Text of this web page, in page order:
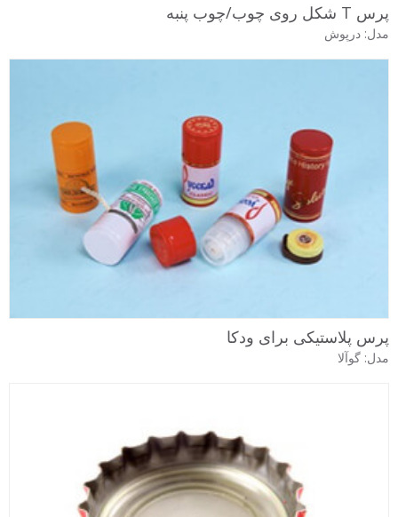
پرس T شکل روی چوب/چوب پنبه
مدل: درپوش
پرس پلاستیکی برای ودکا
مدل: گوآلا